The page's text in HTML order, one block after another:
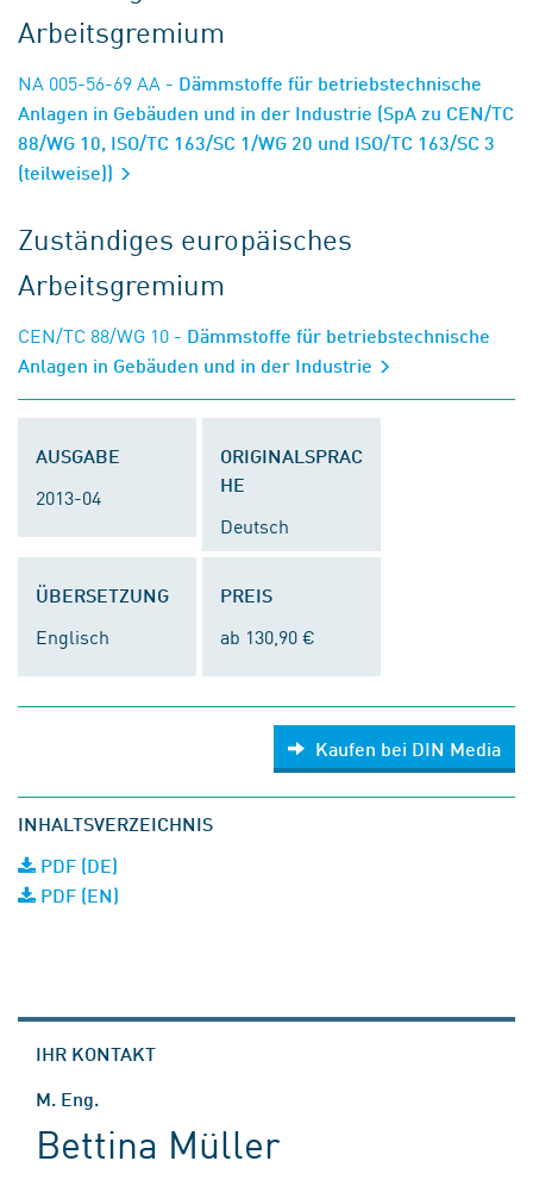
Arbeitsgremium
NA 005-56-69 AA - Dämmstoffe für betriebstechnische
Anlagen in Gebäuden und in der Industrie (SpA zu CEN/TC
88/WG 10, ISO/TC 163/SC 1/WG 20 und ISO/TC 163/SC 3
(teilweise))
Zuständiges europäisches
Arbeitsgremium
CEN/TC 88/WG 10 - Dämmstoffe für betriebstechnische
Anlagen in Gebäuden und in der Industrie
AUSGABE
2013-04
ORIGINALSPRAC
HE
Deutsch
ÜBERSETZUNG
Englisch
PREIS
ab 130,90 €
Kaufen bei DIN Media
INHALTSVERZEICHNIS
PDF (DE)
PDF (EN)
IHR KONTAKT
M. Eng.
Bettina Müller